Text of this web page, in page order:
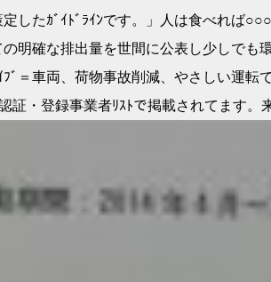
したｶﾞｲﾄﾞﾗｲﾝです。」人は食べれば
明確な排出量を世間に公表し少しでも
ﾞ＝車両、荷物事故削減、やさしい運
証・登録事業者ﾘｽﾄで掲載されてます